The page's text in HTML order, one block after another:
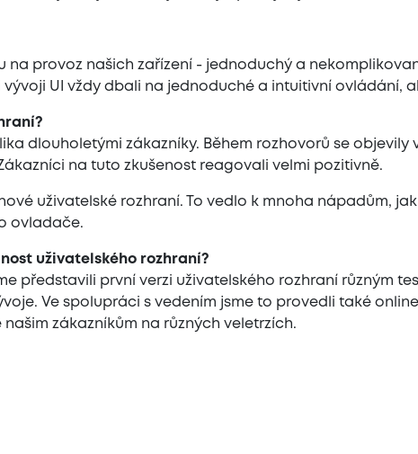
na provoz našich zařízení - jednoduchý a
vývoji UI vždy dbali na jednoduché a intuitivní ovládání,
dlouholetými zákazníky. Během rozhovorů se
na tuto zkušenost reagovali velmi pozitivně.
uživatelské rozhraní. To vedlo k mnoha nápadům,
ovladače.
uživatelského rozhraní?
představili první verzi uživatelského rozhraní různým
Ve spolupráci s vedením jsme to provedli také
zákazníkům na různých veletrzích.